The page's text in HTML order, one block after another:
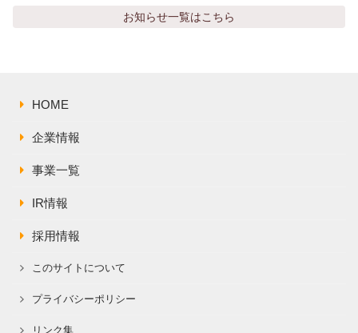
IRお問い合わせお知らせ一覧はこちら
HOME
企業情報
事業一覧
IR情報
採用情報
このサイトについて
プライバシーポリシー
リンク集